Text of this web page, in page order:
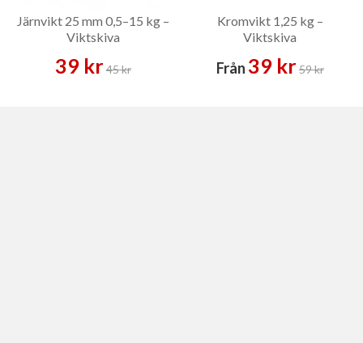
Järnvikt 25 mm 0,5–15 kg –
Viktskiva
39 kr45 kr
Kromvikt 1,25 kg –
Viktskiva
Från 39 kr59 kr